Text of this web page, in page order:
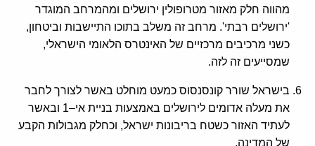
מהווה חלק מאזור מטרופולין ירושלים ומהמרחב המוגדר
'ירושלים רבתי'. מרחב זה משלב בתוכו התיישבות וביטחון,
כשני מרכיבים מרכזיים של האינטרס הלאומי הישראלי,
שמסייעים זה לזה.
בישראל שורר קונסנסוס כמעט מוחלט באשר לצורך לחבר
את מעלה אדומים לירושלים באמצעות בניית אי–1 ובאשר
לעתיד האזור כשטח בריבונות ישראל, וכחלק מגבולות הקבע
של המדינה.